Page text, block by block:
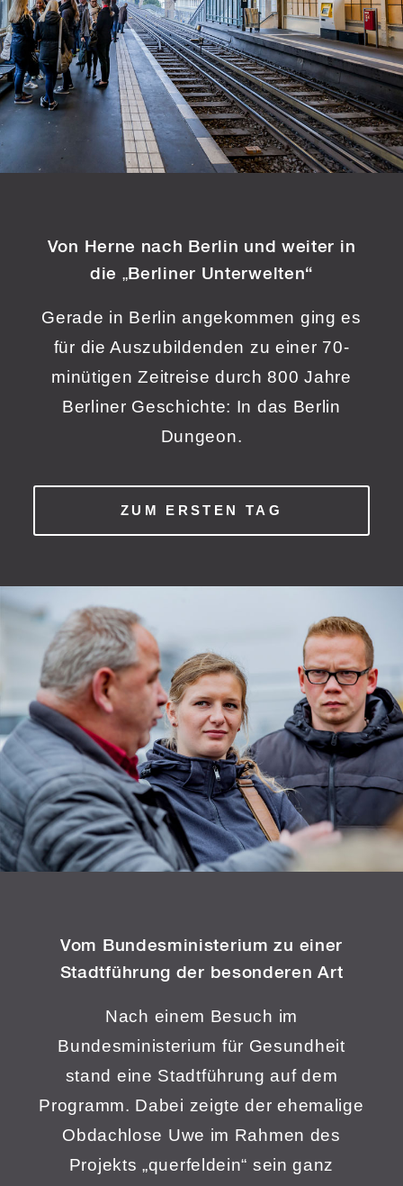
Von Herne nach Berlin und weiter in
die „Berliner Unterwelten“
Gerade in Berlin angekommen ging es
für die Auszubildenden zu einer 70-
minütigen Zeitreise durch 800 Jahre
Berliner Geschichte: In das Berlin
Dungeon.
ZUM ERSTEN TAG
Vom Bundesministerium zu einer
Stadtführung der besonderen Art
Nach einem Besuch im
Bundesministerium für Gesundheit
stand eine Stadtführung auf dem
Programm. Dabei zeigte der ehemalige
Obdachlose Uwe im Rahmen des
Projekts „querfeldein“ sein ganz